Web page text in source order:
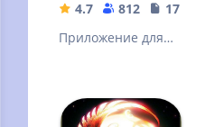
4.7 812
17.24 MB
Приложение для
нет платных
функций и